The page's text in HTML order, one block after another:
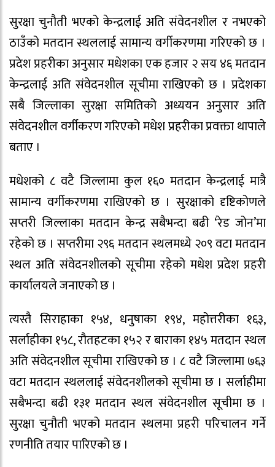
सुरक्षा चुनौती भएको केन्द्रलाई अति संवेदनशील र नभएको
ठाउँको मतदान स्थललाई सामान्य वर्गीकरणमा गरिएको छ ।
प्रदेश प्रहरीका अनुसार मधेशका एक हजार २ सय ४६ मतदान
केन्द्रलाई अति संवेदनशील सूचीमा राखिएको छ । प्रदेशका
सबै जिल्लाका सुरक्षा समितिको अध्ययन अनुसार अति
संवेदनशील वर्गीकरण गरिएको मधेश प्रहरीका प्रवक्ता थापाले
बताए ।
मधेशको ८ वटै जिल्लामा कुल १६० मतदान केन्द्रलाई मात्रै
सामान्य वर्गीकरणमा राखिएको छ । सुरक्षाको दृष्टिकोणले
सप्तरी जिल्लाका मतदान केन्द्र सबैभन्दा बढी ‘रेड जोन’मा
रहेको छ । सप्तरीमा २९६ मतदान स्थलमध्ये २०९ वटा मतदान
स्थल अति संवेदनशीलको सूचीमा रहेको मधेश प्रदेश प्रहरी
कार्यालयले जनाएको छ ।
त्यस्तै सिराहाका १५४, धनुषाका १९४, महोत्तरीका १६३,
सर्लाहीका १५८, रौतहटका १५२ र बाराका १४५ मतदान स्थल
अति संवेदनशील सूचीमा राखिएको छ । ८ वटै जिल्लामा ७६३
वटा मतदान स्थललाई संवेदनशीलको सूचीमा छ । सर्लाहीमा
सबैभन्दा बढी १३१ मतदान स्थल संवेदनशील सूचीमा छ ।
सुरक्षा चुनौती भएको मतदान स्थलमा प्रहरी परिचालन गर्ने
रणनीति तयार पारिएको छ ।